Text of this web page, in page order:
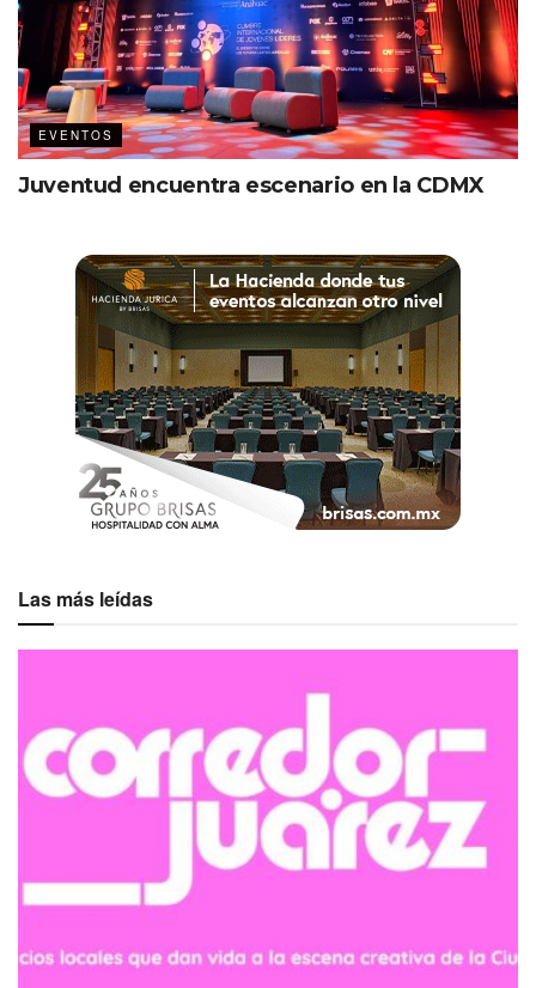
EVENTOS
Juventud encuentra escenario en la CDMX
Las más leídas